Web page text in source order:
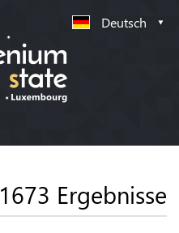
Deutsch
1673 Ergebnisse